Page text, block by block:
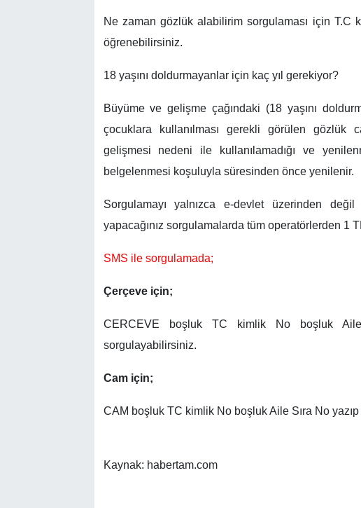
Ne zaman gözlük alabilirim sorgulaması için T.C
öğrenebilirsiniz.
18 yaşını doldurmayanlar için kaç yıl gerekiyor?
Büyüme ve gelişme çağındaki (18 yaşını
çocuklara kullanılması gerekli görülen
gelişmesi nedeni ile kullanılamadığı ve
belgelenmesi koşuluyla süresinden önce yenilenir.
Sorgulamayı yalnızca e-devlet üzerinden
yapacağınız sorgulamalarda tüm operatörlerden 1
SMS ile sorgulamada;
Çerçeve için;
CERCEVE boşluk TC kimlik No boşluk
sorgulayabilirsiniz.
Cam için;
CAM boşluk TC kimlik No boşluk Aile Sıra No
Kaynak: habertam.com